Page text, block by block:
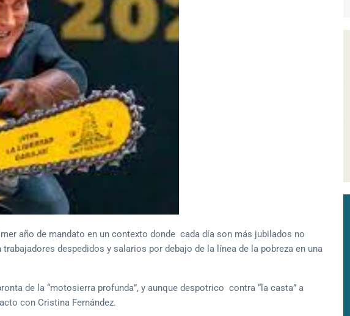
año de mandato en un contexto donde cada día son más jubilados no
despedidos y salarios por debajo de la línea de la pobreza en una
de la “motosierra profunda”, y aunque despotrico contra “la casta” a
con Cristina Fernández.